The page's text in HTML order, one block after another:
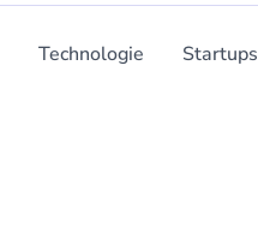
Technologie Startups